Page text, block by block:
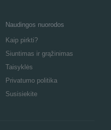
Naudingos nuorodos
Kaip pirkti?
Siuntimas ir grąžinimas
Taisyklės
Privatumo politika
Susisiekite